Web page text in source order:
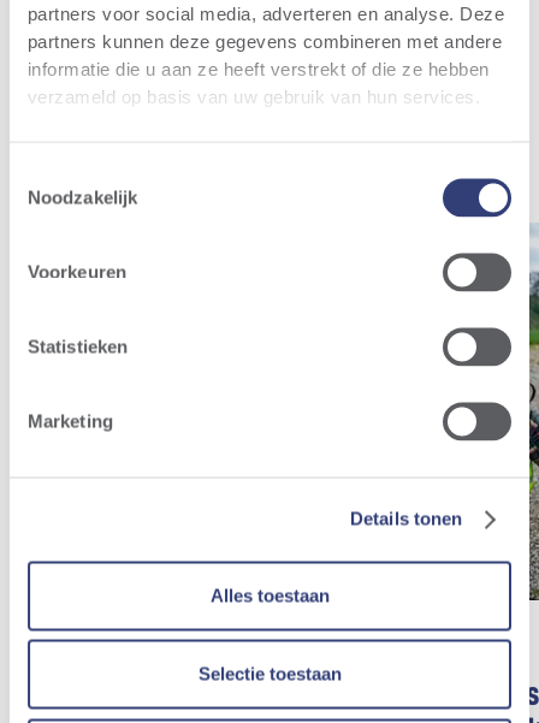
partners voor social media, adverteren en analyse. Deze
partners kunnen deze gegevens combineren met andere
informatie die u aan ze heeft verstrekt of die ze hebben
verzameld op basis van uw gebruik van hun services.
Noodzakelijk
Voorkeuren
Statistieken
Marketing
Details tonen
Alles toestaan
Selectie toestaan
Meer info
Storm CV keert opnieuw 5%